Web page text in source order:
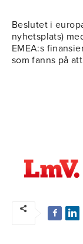
Beslutet i
nyhetsplats)
EMEA:s
som fanns på